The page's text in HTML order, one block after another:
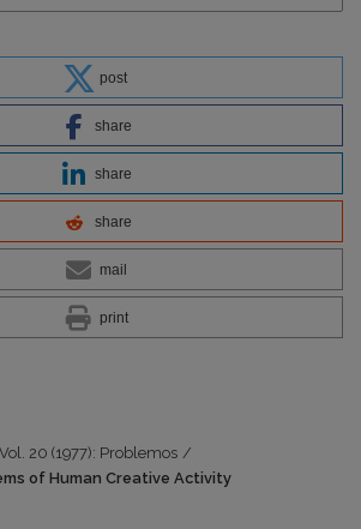
post
share
share
share
mail
print
Vol. 20 (1977): Problemos /
of Human Creative Activity